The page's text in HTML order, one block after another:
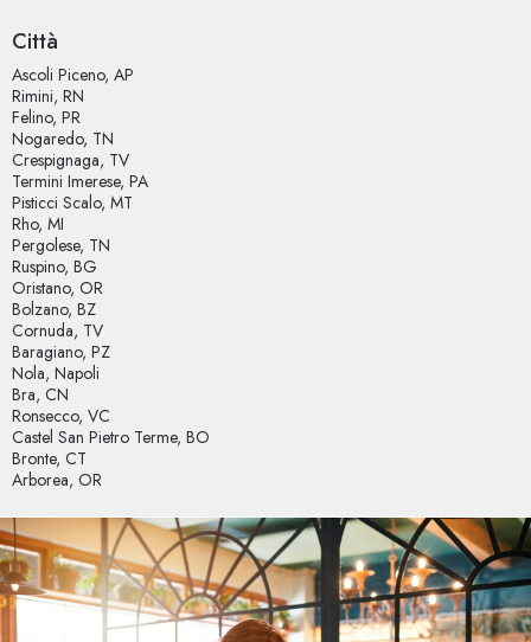
Pasticceria
Semilavorati per panificazione
Caffè in grani
Tavoli
Espositori
Acqua Naturale
Vino Spumante
Calvados
Grembiuli
Armadi refrigerati
Cannucce
Impianti di depurazione acqua
Piastre di cottura
Tritacarne
Dolcificanti
Pesce e prodotti ittici
Semilavorati per pasta fresca
Caffè macinato
Tappeti
Docce
Acqua Frizzante
Cachaca
Maglie
Asciugacapelli elettrici
Cappe di aspirazione
Impianti di depurazione aria
Piatti - Sottopiatti – Fondine
Città
Ascoli Piceno, AP
Rimini, RN
Felino, PR
Nogaredo, TN
Crespignaga, TV
Termini Imerese, PA
Pisticci Scalo, MT
Rho, MI
Pergolese, TN
Ruspino, BG
Oristano, OR
Bolzano, BZ
Cornuda, TV
Baragiano, PZ
Nola, Napoli
Bra, CN
Ronsecco, VC
Castel San Pietro Terme, BO
Bronte, CT
Arborea, OR
Sinnai, CA
Carate Brianza, MB
Santarcangelo di Romagna, RN
Lecce, LE
Colazza, NO
Mondragone, CE